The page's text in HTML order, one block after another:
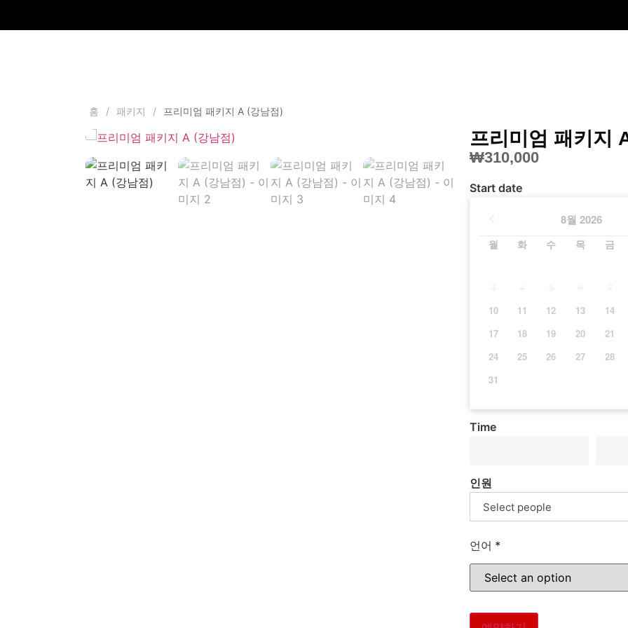
홈 / 패키지 / 프리미엄 패키지 A (강남점)
프리미엄 패키지
₩310,000
Start date
8월 2026
월 화 수 목 금
10
11 12 13 14
17
18 19 20 21
24
25 26 27 28
31
Time
인원
Select people
언어 *